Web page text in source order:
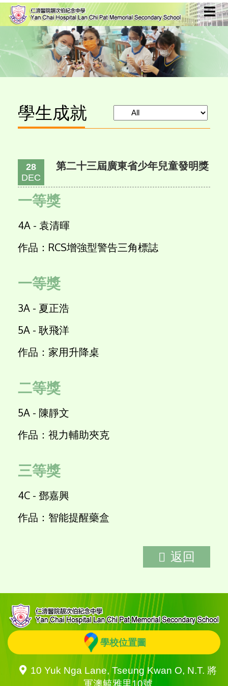
學生成就
28
DEC
第二十三屆廣東省少年兒童發明獎
一等獎
4A - 袁清暉
作品：RCS增強型警告三角標誌
一等獎
3A - 夏正浩
5A - 耿飛洋
作品：家用升降桌
二等獎
5A - 陳靜文
作品：視力輔助夾克
三等獎
4C - 鄧嘉興
作品：智能提醒藥盒
返回
學校位置圖
10 Yuk Nga Lane, Tseung Kwan O, N.T. 將
軍澳毓雅里10號